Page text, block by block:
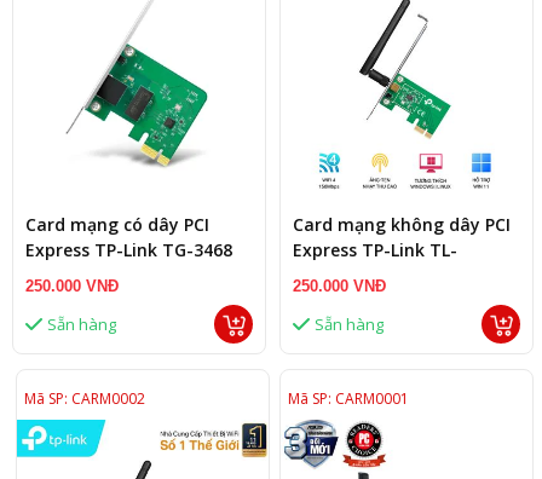
Card mạng có dây PCI
Express TP-Link TG-3468
Lan 1000MB/s
250.000 VNĐ
Sẵn hàng
Card mạng không dây PCI
Express TP-Link TL-
WN781ND Wireless
250.000 VNĐ
Sẵn hàng
Mã SP: CARM0002 Mã SP: CARM0001